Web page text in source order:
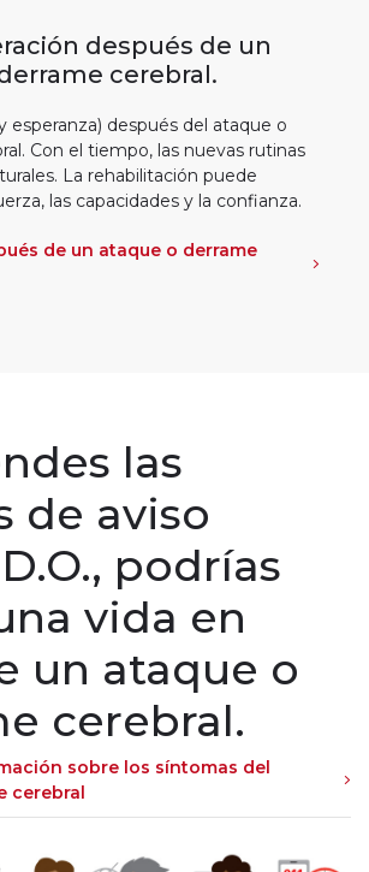
después de un
cerebral.
esperanza) después del ataque o
Con el tiempo, las nuevas rutinas
La rehabilitación puede
las capacidades y la confianza.
de un ataque o derrame
las
de aviso
podrías
vida en
un ataque o
cerebral.
sobre los síntomas del
cerebral